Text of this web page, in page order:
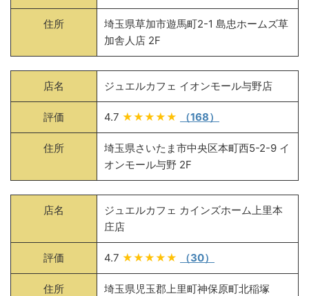
住所
埼玉県草加市遊馬町2-1 島忠ホームズ草
加舎人店 2F
店名 ジュエルカフェ イオンモール与野店
評価 4.7 ★★★★★ （168）
住所
埼玉県さいたま市中央区本町西5-2-9 イ
オンモール与野 2F
店名
ジュエルカフェ カインズホーム上里本
庄店
評価 4.7 ★★★★★ （30）
住所
埼玉県児玉郡上里町神保原町北稲塚